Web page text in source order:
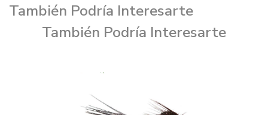
También Podría Interesarte
También Podría Interesarte